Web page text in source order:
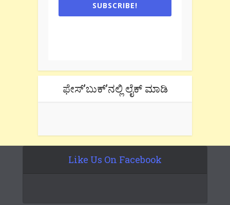
SUBSCRIBE!
ಫೇಸ್’ಬುಕ್’ನಲ್ಲಿ ಲೈಕ್ ಮಾಡಿ
Like Us On Facebook